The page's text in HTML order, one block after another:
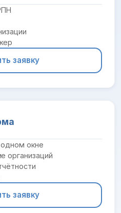
заявку
одном окне
организаций
заявку